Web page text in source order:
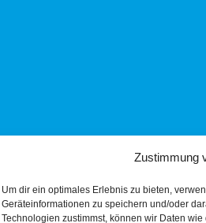
Zustimmung
Um dir ein optimales Erlebnis zu bieten,
Geräteinformationen zu speichern und/oder
Technologien zustimmst, können wir Daten